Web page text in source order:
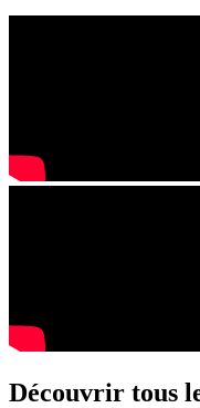
Découvrir tous